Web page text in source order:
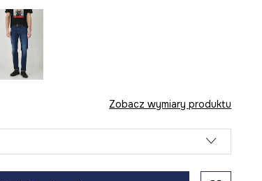
Zobacz wymiary produktu